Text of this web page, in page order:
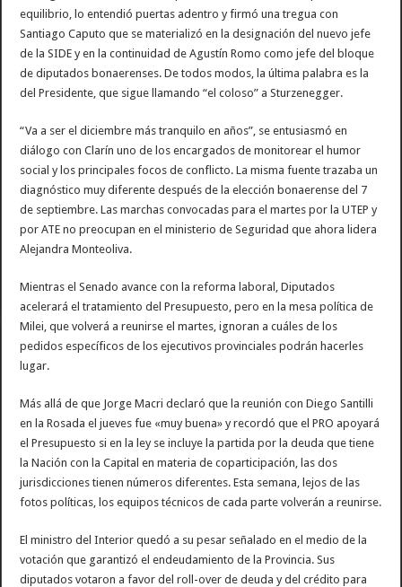
equilibrio, lo entendió puertas adentro y firmó una tregua con
Santiago Caputo que se materializó en la designación del nuevo jefe
de la SIDE y en la continuidad de Agustín Romo como jefe del bloque
de diputados bonaerenses. De todos modos, la última palabra es la
del Presidente, que sigue llamando “el coloso” a Sturzenegger.
“Va a ser el diciembre más tranquilo en años”, se entusiasmó en
diálogo con Clarín uno de los encargados de monitorear el humor
social y los principales focos de conflicto. La misma fuente trazaba un
diagnóstico muy diferente después de la elección bonaerense del 7
de septiembre. Las marchas convocadas para el martes por la UTEP y
por ATE no preocupan en el ministerio de Seguridad que ahora lidera
Alejandra Monteoliva.
Mientras el Senado avance con la reforma laboral, Diputados
acelerará el tratamiento del Presupuesto, pero en la mesa política de
Milei, que volverá a reunirse el martes, ignoran a cuáles de los
pedidos específicos de los ejecutivos provinciales podrán hacerles
lugar.
Más allá de que Jorge Macri declaró que la reunión con Diego Santilli
en la Rosada el jueves fue «muy buena» y recordó que el PRO apoyará
el Presupuesto si en la ley se incluye la partida por la deuda que tiene
la Nación con la Capital en materia de coparticipación, las dos
jurisdicciones tienen números diferentes. Esta semana, lejos de las
fotos políticas, los equipos técnicos de cada parte volverán a reunirse.
El ministro del Interior quedó a su pesar señalado en el medio de la
votación que garantizó el endeudamiento de la Provincia. Sus
diputados votaron a favor del roll-over de deuda y del crédito para